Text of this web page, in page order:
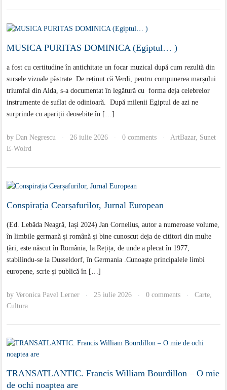
MUSICA PURITAS DOMINICA (Egiptul… )
a fost cu certitudine în antichitate un focar muzical după cum rezultă din
sursele vizuale păstrate. De reținut că Verdi, pentru compunerea marșului
triumfal din Aida, s-a documentat în legătură cu forma deja celebrelor
instrumente de suflat de odinioară. După milenii Egiptul de azi ne
surprinde cu apariții deosebite în […]
byDan Negrescu · 26 iulie 2026 · 0 comments · ArtBazar, Sunet
E-Wolrd
Conspirația Cearșafurilor, Jurnal European
(Ed. Lebăda Neagră, Iași 2024) Jan Cornelius, autor a numeroase volume,
în limbile germană și română și bine cunoscut deja de cititori din multe
țări, este născut în România, la Rețița, de unde a plecat în 1977,
stabilindu-se la Dusseldorf, în Germania .Cunoaște principalele limbi
europene, scrie și publică în […]
byVeronica Pavel Lerner · 25 iulie 2026 · 0 comments · Carte
Cultura
TRANSATLANTIC. Francis William Bourdillon – O mie
de ochi noaptea are